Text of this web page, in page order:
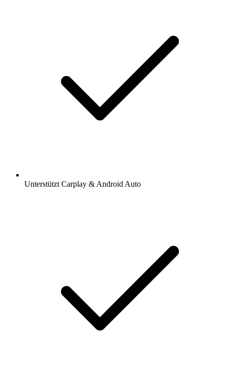
Unterstützt Carplay & Android Auto